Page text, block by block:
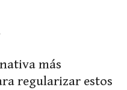
más
regularizar estos